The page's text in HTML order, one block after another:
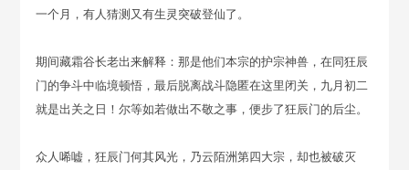
一个月，有人猜测又有生灵突破登仙了。
期间藏霜谷长老出来解释：那是他们本宗的护宗神兽，在同狂辰
门的争斗中临境顿悟，最后脱离战斗隐匿在这里闭关，九月初二
就是出关之日！尔等如若做出不敬之事，便步了狂辰门的后尘。
众人唏嘘，狂辰门何其风光，乃云陌洲第四大宗，却也被破灭